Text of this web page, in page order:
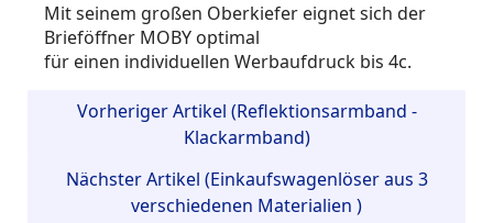
Mit seinem großen Oberkiefer eignet sich der
Brieföffner MOBY optimal
für einen individuellen Werbaufdruck bis 4c.
Vorheriger Artikel (Reflektionsarmband -
Klackarmband)
Nächster Artikel (Einkaufswagenlöser aus 3
verschiedenen Materialien )